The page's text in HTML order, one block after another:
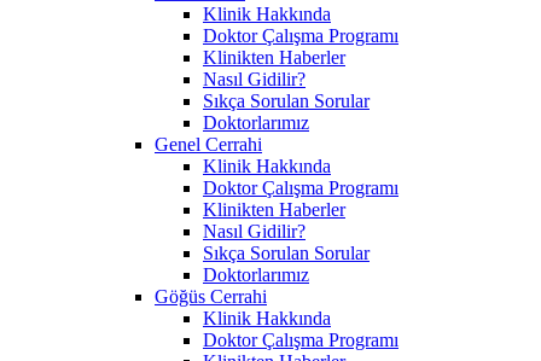
Klinik Hakkında
Doktor Çalışma Programı
Klinikten Haberler
Nasıl Gidilir?
Sıkça Sorulan Sorular
Doktorlarımız
Genel Cerrahi
Klinik Hakkında
Doktor Çalışma Programı
Klinikten Haberler
Nasıl Gidilir?
Sıkça Sorulan Sorular
Doktorlarımız
Göğüs Cerrahi
Klinik Hakkında
Doktor Çalışma Programı